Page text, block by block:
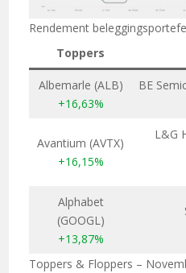
Rendement
Toppers
Albemarle (ALB)
+16,63%
BE
Avantium (AVTX)
+16,15%
L&G
Alphabet
(GOOGL)
+13,87%
Toppers & Floppers –